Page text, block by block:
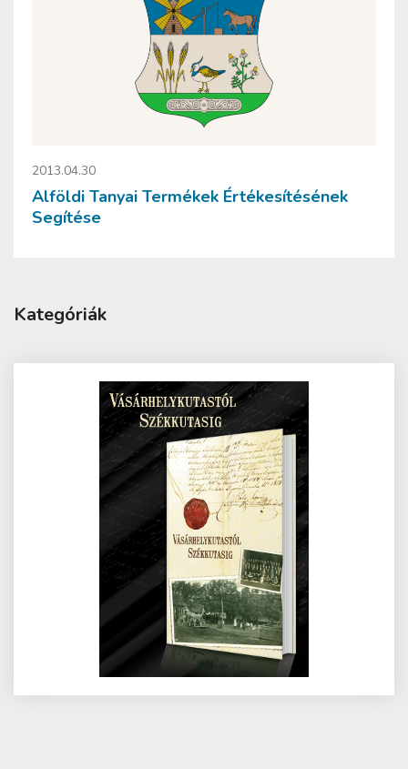
2013.04.30
Alföldi Tanyai Termékek Értékesítésének
Segítése
Kategóriák